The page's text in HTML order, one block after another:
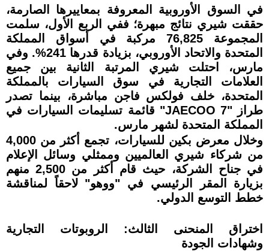
في السوق الأوروبية المعروفة بمعاييرها الصارمة،
حققت شيري نتائج مبهرة؛ ففي الربع الأول، سلمت
المجموعة 76,825 مركبة في أسواق المملكة
المتحدة والاتحاد الأوروبي، بزيادة قدرها 241%. وفي
مارس، احتلت شيري المرتبة الثانية بين جميع
العلامات التجارية في سوق السيارات بالمملكة
المتحدة، خلف فولكس فاجن مباشرة، بينما تصدر
طراز "JAECOO 7" قائمة تسليمات السيارات في
المملكة المتحدة لشهر مارس.
وخلال معرض بكين للسيارات، تجمع أكثر من 4,000
من شركاء شيري العالميين وممثلي وسائل الإعلام
في جناح الشركة، حيث قام أكثر من 2,500 منهم
بزيارة المقر الرئيسي في "ووهو" لاحقاً لمناقشة
خطط التوسع الدولي.
اختراق المنحنى الثالث: الروبوتات التجارية
وشهادات الجودة